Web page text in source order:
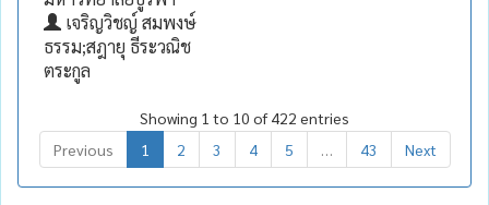
เจริญวิชญ์ สมพงษ์
ธรรม;สฎายุ ธีระวณิช
ตระกูล
Showing 1 to 10 of 422 entries
Previous
1 2 3 4 5 43 Next